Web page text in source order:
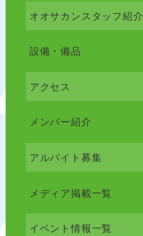
オオサカンスタッフ紹介
設備・備品
アクセス
メンバー紹介
アルバイト募集
メディア掲載一覧
イベント情報一覧